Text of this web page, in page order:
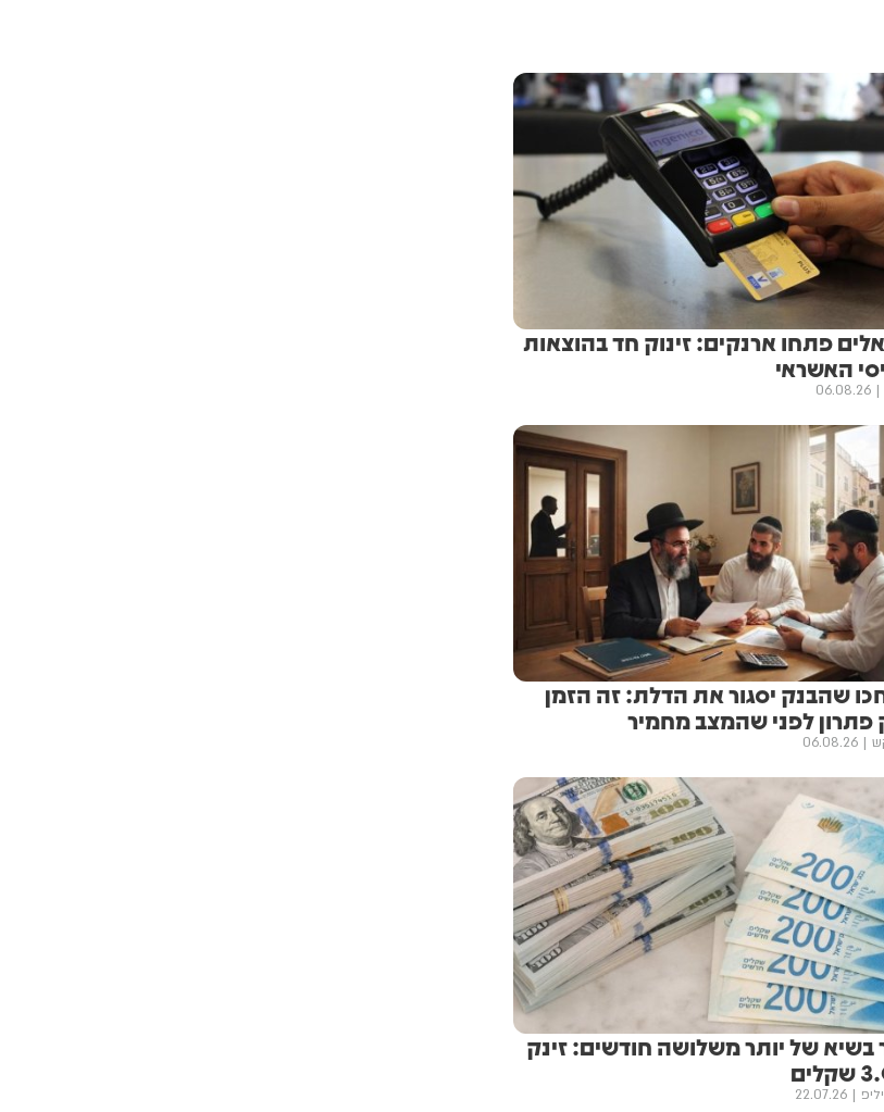
פתחו ארנקים: זינוק חד בהוצאות
האשראי
06.08.26
שהבנק יסגור את הדלת: זה הזמן
פתרון לפני שהמצב מחמיר
06.08.26
בשיא של יותר משלושה חודשים: זינק
22.07.26